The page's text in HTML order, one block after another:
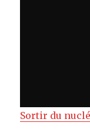
Sortir du